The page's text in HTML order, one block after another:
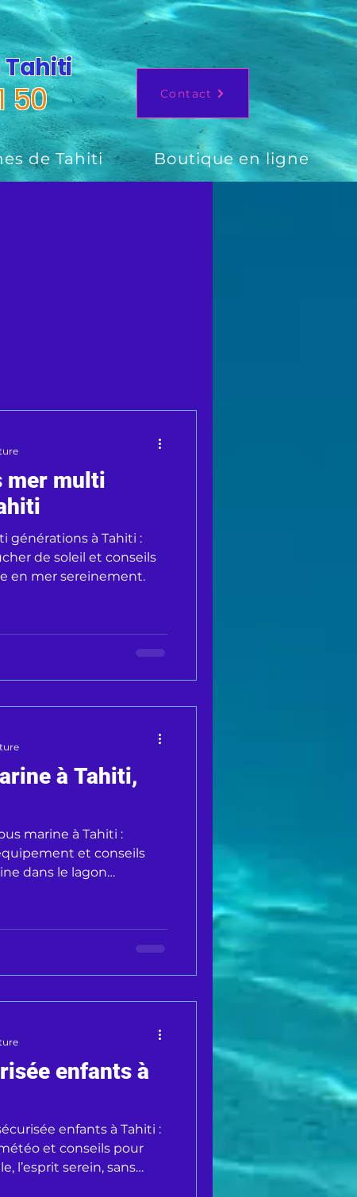
Tahiti
50 Contact
de Tahiti Boutique en ligne
mer multi
générations à Tahiti :
de soleil et conseils
en mer sereinement.
à Tahiti,
marine à Tahiti :
et conseils
dans le lagon
enfants à
enfants à Tahiti :
et conseils pour
l’esprit serein, sans